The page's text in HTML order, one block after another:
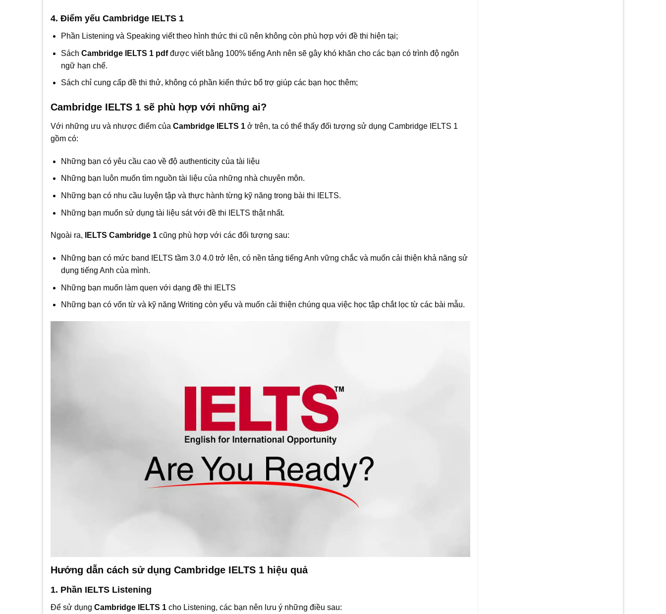
4. Điểm yếu Cambridge IELTS 1
Phần Listening và Speaking viết theo hình thức thi cũ nên không còn phù hợp với đề thi hiện tại;
Sách Cambridge IELTS 1 pdfđược viết bằng 100% tiếng Anh nên sẽ gây khó khăn cho các bạn có trình độ ngôn
ngữ hạn chế.
Sách chỉ cung cấp đề thi thử, không có phần kiến thức bổ trợ giúp các bạn học thêm;
Cambridge IELTS 1 sẽ phù hợp với những ai?
Với những ưu và nhược điểm của Cambridge IELTS 1 ở trên, ta có thể thấy đối tượng sử dụng Cambridge IELTS 1
gồm có:
Những bạn có yêu cầu cao về độ authenticity của tài liệu
Những bạn luôn muốn tìm nguồn tài liệu của những nhà chuyên môn.
Những bạn có nhu cầu luyện tập và thực hành từng kỹ năng trong bài thi IELTS.
Những bạn muốn sử dụng tài liệu sát với đề thi IELTS thật nhất.
Ngoài ra, IELTS Cambridge 1 cũng phù hợp với các đối tượng sau:
Những bạn có mức band IELTS tầm 3.0 4.0 trở lên, có nền tảng tiếng Anh vững chắc và muốn cải thiện khả năng sử
dụng tiếng Anh của mình.
Những bạn muốn làm quen với dạng đề thi IELTS
Những bạn có vốn từ và kỹ năng Writing còn yếu và muốn cải thiện chúng qua việc học tập chắt lọc từ các bài mẫu.
Hướng dẫn cách sử dụng Cambridge IELTS 1 hiệu quả
1. Phần IELTS Listening
Để sử dụng Cambridge IELTS 1 cho Listening, các bạn nên lưu ý những điều sau: